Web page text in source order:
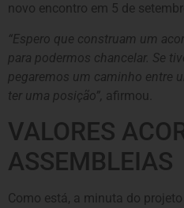
novo encontro em 5 de
“Espero que construam um
para podermos chancelar. Se
pegaremos um caminho entre
ter uma posição”, afirmou.
VALORES
ASSEMBLEIAS
Como está, a minuta do